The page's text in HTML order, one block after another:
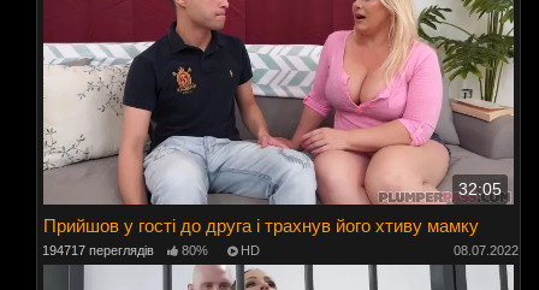
32:05
Прийшов у гості до друга і трахнув його хтиву мамку
194717 переглядів 80% HD 08.07.2022